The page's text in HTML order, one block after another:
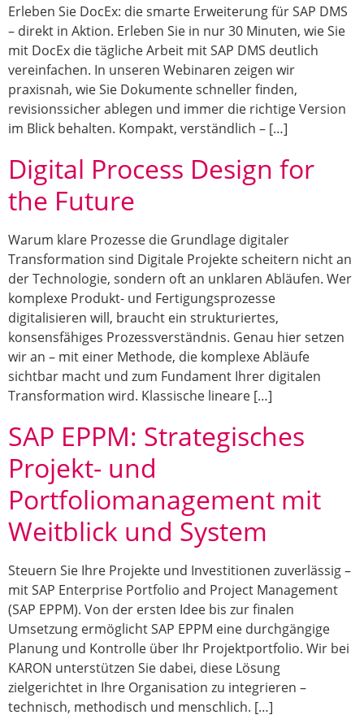
Erleben Sie DocEx: die smarte Erweiterung für SAP DMS
– direkt in Aktion. Erleben Sie in nur 30 Minuten, wie Sie
mit DocEx die tägliche Arbeit mit SAP DMS deutlich
vereinfachen. In unseren Webinaren zeigen wir
praxisnah, wie Sie Dokumente schneller finden,
revisionssicher ablegen und immer die richtige Version
im Blick behalten. Kompakt, verständlich – […]
Digital Process Design for
the Future
Warum klare Prozesse die Grundlage digitaler
Transformation sind Digitale Projekte scheitern nicht an
der Technologie, sondern oft an unklaren Abläufen. Wer
komplexe Produkt- und Fertigungsprozesse
digitalisieren will, braucht ein strukturiertes,
konsensfähiges Prozessverständnis. Genau hier setzen
wir an – mit einer Methode, die komplexe Abläufe
sichtbar macht und zum Fundament Ihrer digitalen
Transformation wird. Klassische lineare […]
SAP EPPM: Strategisches
Projekt- und
Portfoliomanagement mit
Weitblick und System
Steuern Sie Ihre Projekte und Investitionen zuverlässig –
mit SAP Enterprise Portfolio and Project Management
(SAP EPPM). Von der ersten Idee bis zur finalen
Umsetzung ermöglicht SAP EPPM eine durchgängige
Planung und Kontrolle über Ihr Projektportfolio. Wir bei
KARON unterstützen Sie dabei, diese Lösung
zielgerichtet in Ihre Organisation zu integrieren –
technisch, methodisch und menschlich. […]